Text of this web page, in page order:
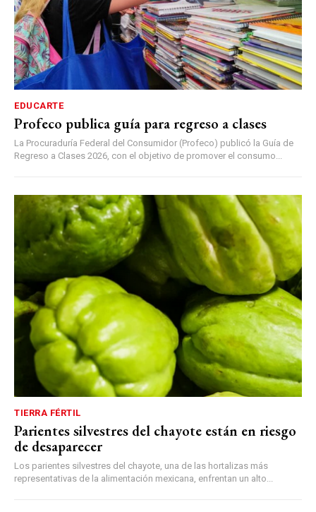
EDUCARTE
Profeco publica guía para regreso a clases
La Procuraduría Federal del Consumidor (Profeco) publicó la Guía de
Regreso a Clases 2026, con el objetivo de promover el consumo...
TIERRA FÉRTIL
Parientes silvestres del chayote están en riesgo
de desaparecer
Los parientes silvestres del chayote, una de las hortalizas más
representativas de la alimentación mexicana, enfrentan un alto...